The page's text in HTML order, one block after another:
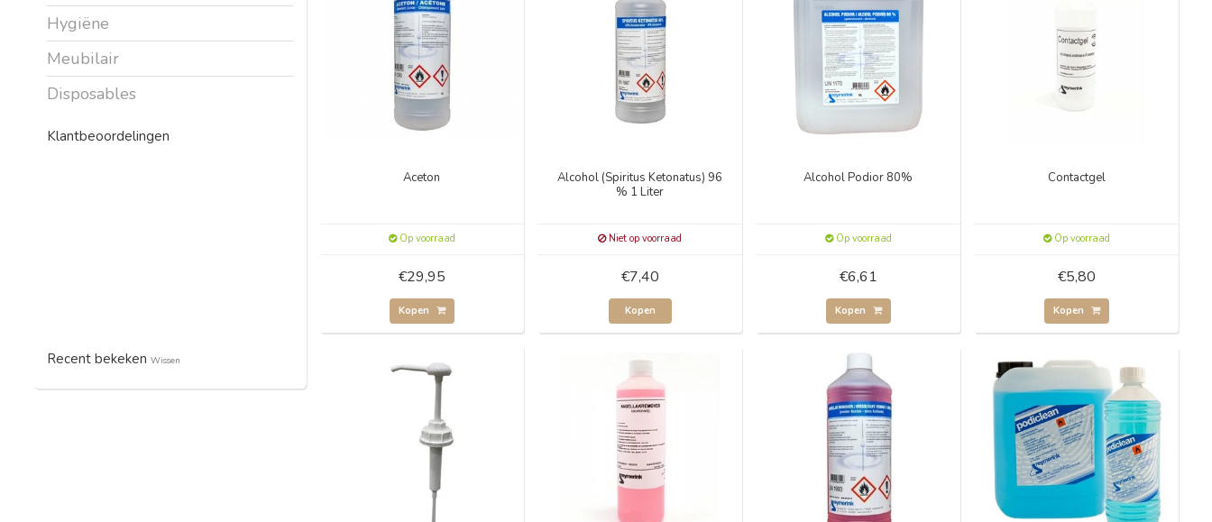
Hygiëne
Meubilair
Disposables
Klantbeoordelingen
Recent bekeken Wissen
Aceton
Op voorraad
€29,95
Kopen
Alcohol (Spiritus Ketonatus) 96
% 1 Liter
Niet op voorraad
€7,40
Kopen
Alcohol Podior 80%
Op voorraad
€6,61
Kopen
Contactgel
Op voorraad
€5,80
Kopen